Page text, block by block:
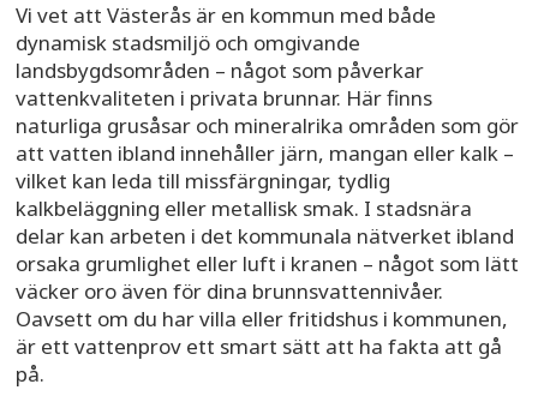
Vi vet att Västerås är en kommun med både
dynamisk stadsmiljö och omgivande
landsbygdsområden – något som påverkar
vattenkvaliteten i privata brunnar. Här finns
naturliga grusåsar och mineralrika områden som gör
att vatten ibland innehåller järn, mangan eller kalk –
vilket kan leda till missfärgningar, tydlig
kalkbeläggning eller metallisk smak. I stadsnära
delar kan arbeten i det kommunala nätverket ibland
orsaka grumlighet eller luft i kranen – något som lätt
väcker oro även för dina brunnsvattennivåer.
Oavsett om du har villa eller fritidshus i kommunen,
är ett vattenprov ett smart sätt att ha fakta att gå
på.